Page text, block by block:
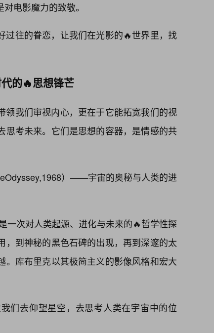
电影魔力的致敬。
过往的眷恋，让我们在光影的🔥世界里，找
的🔥思想锋芒
领我们审视内心，更在于它能拓宽我们的视
思考未来。它们是思想的容器，是情感的共
）——宇宙的奥秘与人类的进
一次对人类起源、进化与未来的🔥哲学性探
到神秘的黑色石碑的出现，再到深邃的太
库布里克以其极简主义的影像风格和宏大
们去仰望星空，去思考人类在宇宙中的位